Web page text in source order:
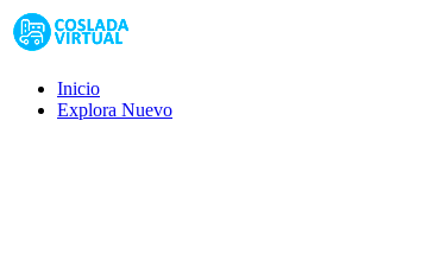
Inicio
Explora Nuevo